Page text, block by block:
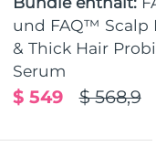
und FAQ™ Scalp
& Thick Hair
Serum
$ 568,9
$ 549